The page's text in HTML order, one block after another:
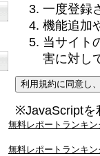
一度登録
機能追加
当サイト
害に対し
※JavaScriptを
無料レポートランキ
無料レポートランキ